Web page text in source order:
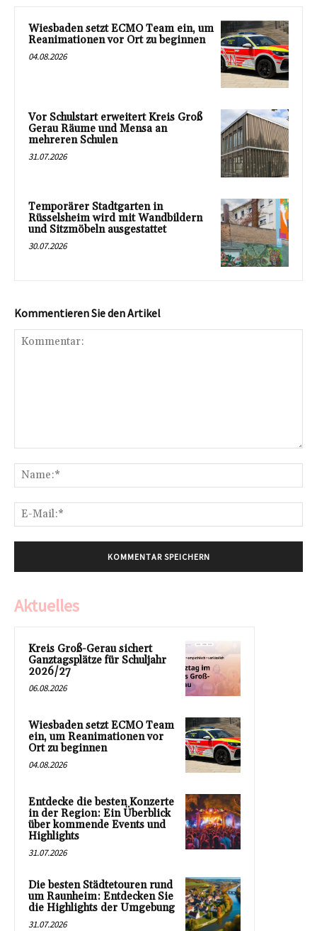
Wiesbaden setzt ECMO Team ein, um
Reanimationen vor Ort zu beginnen
04.08.2026
Vor Schulstart erweitert Kreis Groß
Gerau Räume und Mensa an
mehreren Schulen
31.07.2026
Temporärer Stadtgarten in
Rüsselsheim wird mit Wandbildern
und Sitzmöbeln ausgestattet
30.07.2026
Kommentieren Sie den Artikel
Aktuelles
Kreis Groß-Gerau sichert
Ganztagsplätze für Schuljahr
2026/27
06.08.2026
Wiesbaden setzt ECMO Team
ein, um Reanimationen vor
Ort zu beginnen
04.08.2026
Entdecke die besten Konzerte
in der Region: Ein Überblick
über kommende Events und
Highlights
31.07.2026
Die besten Städtetouren rund
um Raunheim: Entdecken Sie
die Highlights der Umgebung
31.07.2026